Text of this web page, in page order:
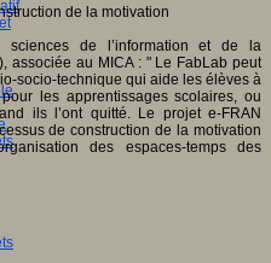
sciences de l’information et de la
associée au MICA : " Le FabLab peut
socio-technique qui aide les élèves à
les apprentissages scolaires, ou
ils l’ont quitté. Le projet e-FRAN
de construction de la motivation
des espaces-temps des